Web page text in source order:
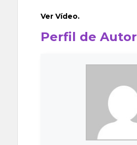
Ver Vídeo.
Perfil de Autor